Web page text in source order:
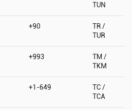
TUN
+90
TR /
TUR
+993
TM /
TKM
+1-649
TC /
TCA